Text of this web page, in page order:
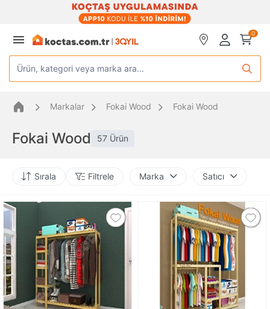
0
Ürün, kategori veya marka ara...
Markalar Fokai Wood Fokai Wood
Fokai Wood 57 Ürün
Sırala Filtrele Marka Satıcı